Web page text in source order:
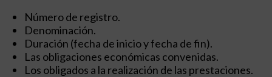
Número de registro.
Denominación.
Duración (fecha de inicio y fecha de fin).
Las obligaciones económicas convenidas.
Los obligados a la realización de las prestaciones.